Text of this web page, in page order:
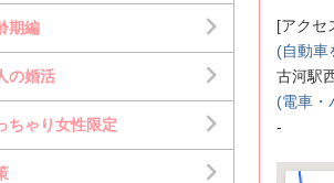
期編
の婚活
ちゃり女性限定
[アクセ
(自動車
古河駅
(電車・
-